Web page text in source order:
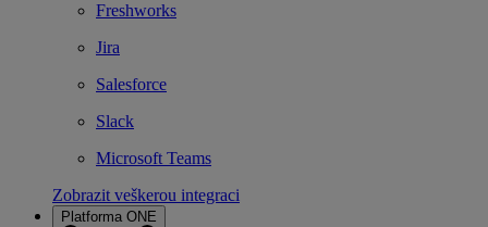
Freshworks
Jira
Salesforce
Slack
Microsoft Teams
Zobrazit veškerou integraci
Platforma ONE